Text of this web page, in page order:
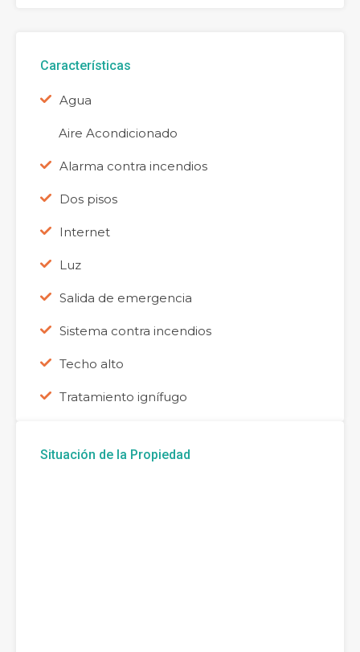
Características
Agua
Aire Acondicionado
Alarma contra incendios
Dos pisos
Internet
Luz
Salida de emergencia
Sistema contra incendios
Techo alto
Tratamiento ignífugo
Situación de la Propiedad